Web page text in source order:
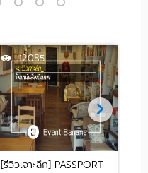
12085
[รีวิวเจาะลึก] PASSPORT